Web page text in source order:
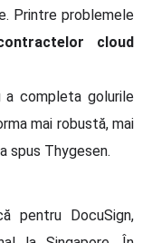
Printre problemele
cloud
completa golurile
mai robustă, mai
spus Thygesen.
pentru DocuSign,